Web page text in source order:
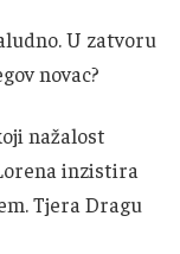
U zatvoru
novac?
nažalost
inzistira
Tjera Dragu